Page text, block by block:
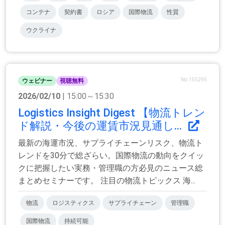
コンテナ 契約書 ロシア 国際物流 性質
ウクライナ
ウェビナー 視聴無料 No.155295
2026/02/10 | 15:00～15:30
Logistics Insight Digest 【物流トレン
ド解説・今後の運賃市況見通し...
最新の海運市況、サプライチェーンリスク、物流ト
レンドを30分で総ざらい。国際物流の動向をクイッ
クに把握したい実務・管理職の方必見のニュース総
まとめセミナーです。 注目の物流トピックス 海...
物流 ロジスティクス サプライチェーン 管理職
国際物流 持続可能